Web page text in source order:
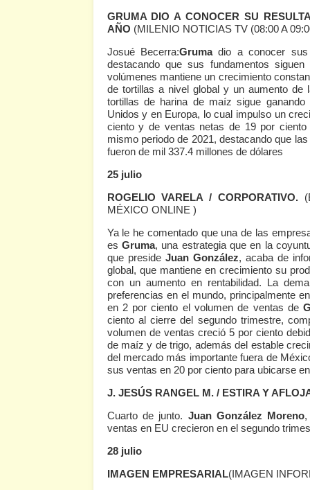
GRUMA DIO A CONOCER SU
AÑO (MILENIO NOTICIAS TV (08:00 A
Josué Becerra:Grumadio a conocer sus
destacando que sus fundamentos
volúmenes mantiene un crecimiento
de tortillas a nivel global y un aumento de
tortillas de harina de maíz sigue
Unidos y en Europa, lo cual impulso un
ciento y de ventas netas de 19 por
mismo periodo de 2021, destacando que
fueron de mil 337.4 millones de dólares
25 julio
ROGELIO VARELA / CORPORATIVO.
MÉXICO ONLINE )
Ya le he comentado que una de las
es Gruma, una estrategia que en la
que preside Juan González, acaba de
global, que mantiene en crecimiento su
con un aumento en rentabilidad. La
preferencias en el mundo, principalmente
en 2 por ciento el volumen de ventas de
ciento al cierre del segundo trimestre,
volumen de ventas creció 5 por ciento
de maíz y de trigo, además del estable
del mercado más importante fuera de
sus ventas en 20 por ciento para ubicarse
J. JESÚS RANGEL M. / ESTIRA Y
Cuarto de junto. Juan González Moreno
ventas en EU crecieron en el segundo
28 julio
IMAGEN EMPRESARIAL(IMAGEN